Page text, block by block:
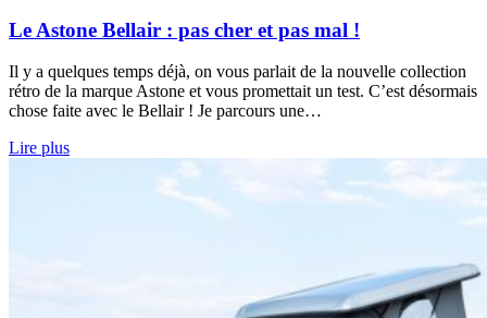
Le Astone Bellair : pas cher et pas mal !
Il y a quelques temps déjà, on vous parlait de la nouvelle collection
rétro de la marque Astone et vous promettait un test. C’est désormais
chose faite avec le Bellair ! Je parcours une…
Lire plus